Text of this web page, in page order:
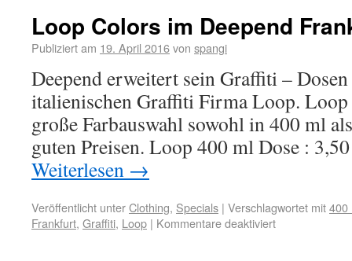
Loop Colors im Deepend
Publiziert am 19. April 2016von spangi
Deepend erweitert sein Graffiti –
italienischen Graffiti Firma Loop.
große Farbauswahl sowohl in 400 ml
guten Preisen. Loop 400 ml Dose :
Weiterlesen →
Veröffentlicht unterClothing, Specials | Verschlagwortet mit400
Frankfurt, Graffiti, Loop | Kommentare deaktiviert